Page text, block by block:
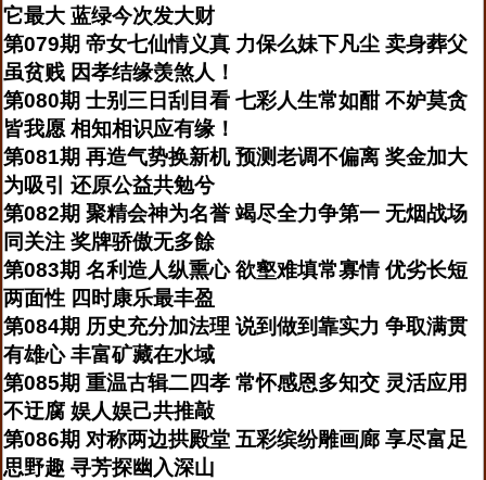
它最大 蓝绿今次发大财
第079期 帝女七仙情义真 力保么妹下凡尘 卖身葬父
虽贫贱 因孝结缘羡煞人！
第080期 士别三日刮目看 七彩人生常如酣 不妒莫贪
皆我愿 相知相识应有缘！
第081期 再造气势换新机 预测老调不偏离 奖金加大
为吸引 还原公益共勉兮
第082期 聚精会神为名誉 竭尽全力争第一 无烟战场
同关注 奖牌骄傲无多餘
第083期 名利造人纵熏心 欲壑难填常寡情 优劣长短
两面性 四时康乐最丰盈
第084期 历史充分加法理 说到做到靠实力 争取满贯
有雄心 丰富矿藏在水域
第085期 重温古辑二四孝 常怀感恩多知交 灵活应用
不迂腐 娱人娱己共推敲
第086期 对称两边拱殿堂 五彩缤纷雕画廊 享尽富足
思野趣 寻芳探幽入深山